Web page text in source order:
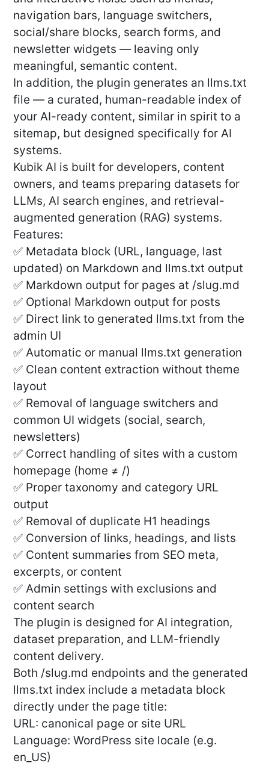
navigation bars, language switchers,
social/share blocks, search forms, and
newsletter widgets — leaving only
meaningful, semantic content.
In addition, the plugin generates an llms.txt
file — a curated, human-readable index of
your AI-ready content, similar in spirit to a
sitemap, but designed specifically for AI
systems.
Kubik AI is built for developers, content
owners, and teams preparing datasets for
LLMs, AI search engines, and retrieval-
augmented generation (RAG) systems.
Features:
✅ Metadata block (URL, language, last
updated) on Markdown and llms.txt output
✅ Markdown output for pages at /slug.md
✅ Optional Markdown output for posts
✅ Direct link to generated llms.txt from the
admin UI
✅ Automatic or manual llms.txt generation
✅ Clean content extraction without theme
layout
✅ Removal of language switchers and
common UI widgets (social, search,
newsletters)
✅ Correct handling of sites with a custom
homepage (home ≠ /)
✅ Proper taxonomy and category URL
output
✅ Removal of duplicate H1 headings
✅ Conversion of links, headings, and lists
✅ Content summaries from SEO meta,
excerpts, or content
✅ Admin settings with exclusions and
content search
The plugin is designed for AI integration,
dataset preparation, and LLM-friendly
content delivery.
Both /slug.md endpoints and the generated
llms.txt index include a metadata block
directly under the page title:
URL: canonical page or site URL
Language: WordPress site locale (e.g.
en_US)